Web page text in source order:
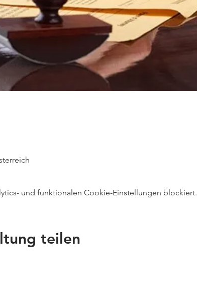
und funktionalen Cookie-Einstellungen blockiert.
teilen